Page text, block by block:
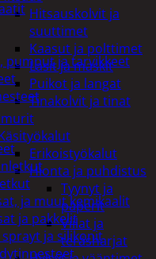
Hitsauskolvit ja
suuttimet
Kaasut ja polttimet
Lasit ja maskit
Puikot ja langat
Tinakolvit ja tinat
Erikoistyökalut
Hionta ja puhdistus
Tyynyt ja
paperit
Viilat ja
teräsharjat
pumput ja tarvikkeet
ja muut kemikaalit
ja pakkelit
sprayt ja silikonit